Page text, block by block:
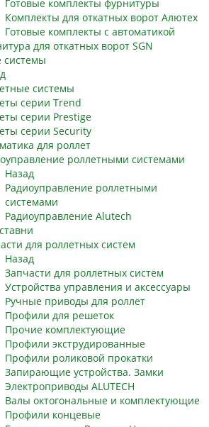
Готовые комплекты фурнитуры
Комплекты для откатных ворот Алютех
Готовые комплекты с автоматикой
для откатных ворот SGN
системы
системы
серии Trend
серии Prestige
серии Security
для роллет
роллетными системами
Назад
Радиоуправление роллетными
системами
Радиоуправление Alutech
для роллетных систем
Назад
Запчасти для роллетных систем
Устройства управления и аксессуары
Ручные приводы для роллет
Профили для решеток
Прочие комплектующие
Профили экструдированные
Профили роликовой прокатки
Запирающие устройства. Замки
Электроприводы ALUTECH
Валы октогональные и комплектующие
Профили концевые